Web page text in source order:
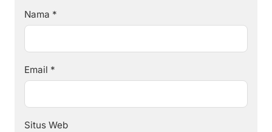
Nama *
Email *
Situs Web